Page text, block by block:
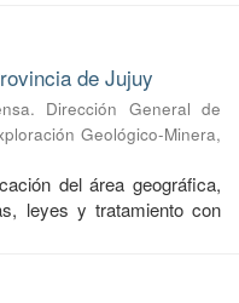
de Jujuy
Dirección General de
Geológico-Minera,
del área geográfica,
leyes y tratamiento con